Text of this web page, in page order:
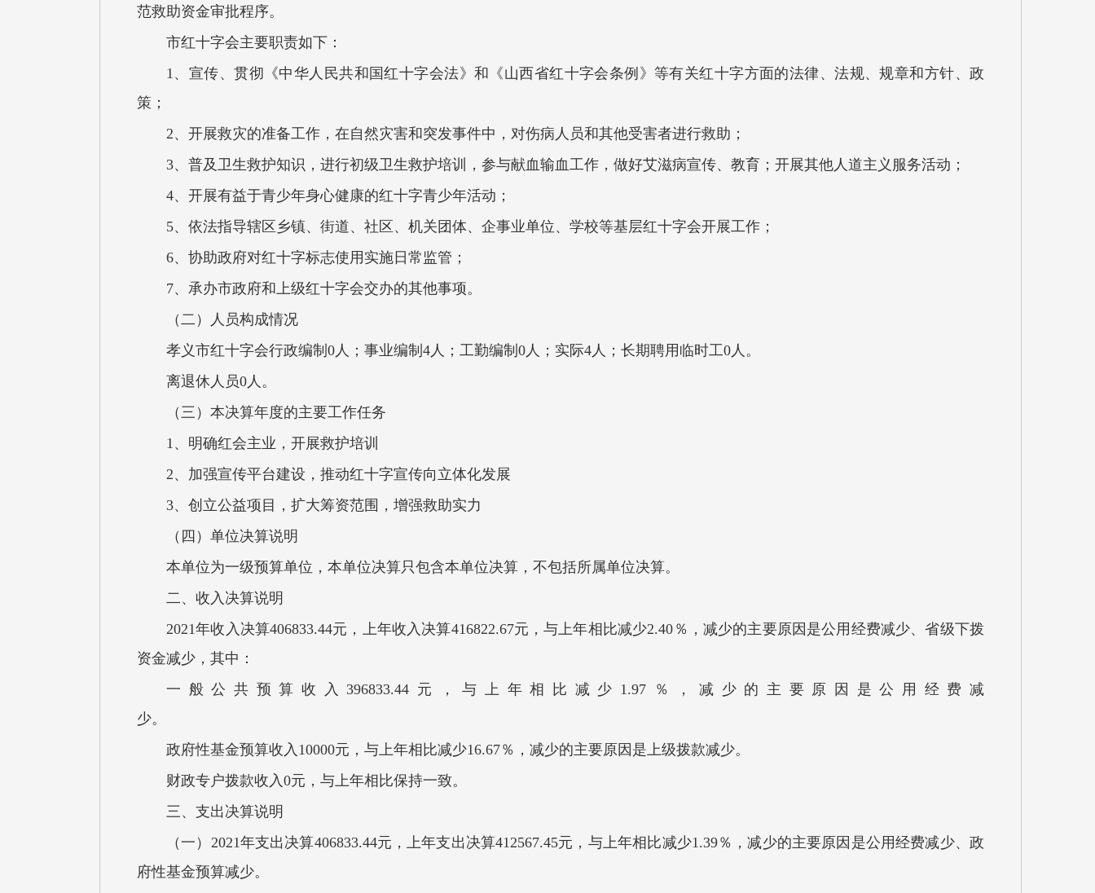
范救助资金审批程序。
市红十字会主要职责如下：
1、宣传、贯彻《中华人民共和国红十字会法》和《山西省红十字会条例》等有关红十字方面的法律、法规、规章和方针、政
策；
2、开展救灾的准备工作，在自然灾害和突发事件中，对伤病人员和其他受害者进行救助；
3、普及卫生救护知识，进行初级卫生救护培训，参与献血输血工作，做好艾滋病宣传、教育；开展其他人道主义服务活动；
4、开展有益于青少年身心健康的红十字青少年活动；
5、依法指导辖区乡镇、街道、社区、机关团体、企事业单位、学校等基层红十字会开展工作；
6、协助政府对红十字标志使用实施日常监管；
7、承办市政府和上级红十字会交办的其他事项。
（二）人员构成情况
孝义市红十字会行政编制0人；事业编制4人；工勤编制0人；实际4人；长期聘用临时工0人。
离退休人员0人。
（三）本决算年度的主要工作任务
1、明确红会主业，开展救护培训
2、加强宣传平台建设，推动红十字宣传向立体化发展
3、创立公益项目，扩大筹资范围，增强救助实力
（四）单位决算说明
本单位为一级预算单位，本单位决算只包含本单位决算，不包括所属单位决算。
二、收入决算说明
2021年收入决算406833.44元，上年收入决算416822.67元，与上年相比减少2.40％，减少的主要原因是公用经费减少、省级下拨
资金减少，其中：
一般公共预算收入396833.44元，与上年相比减少1.97％，减少的主要原因是公用经费减
少。
政府性基金预算收入10000元，与上年相比减少16.67％，减少的主要原因是上级拨款减少。
财政专户拨款收入0元，与上年相比保持一致。
三、支出决算说明
（一）2021年支出决算406833.44元，上年支出决算412567.45元，与上年相比减少1.39％，减少的主要原因是公用经费减少、政
府性基金预算减少。